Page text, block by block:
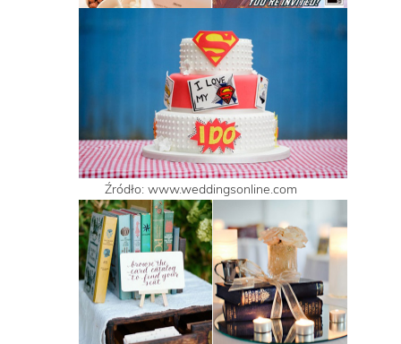
Źródło: www.weddingsonline.com